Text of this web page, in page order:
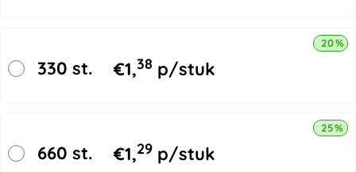
330 st. €1,38 p/stuk
20%
660 st. €1,29 p/stuk
25%